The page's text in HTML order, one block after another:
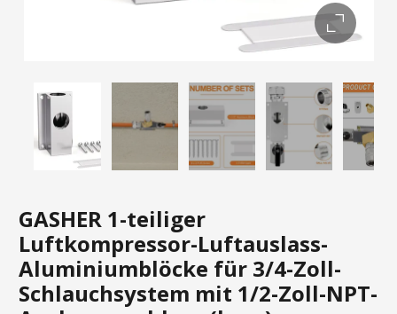
GASHER 1-teiliger
Luftkompressor-Luftauslass-
Aluminiumblöcke für 3/4-Zoll-
Schlauchsystem mit 1/2-Zoll-NPT-